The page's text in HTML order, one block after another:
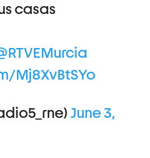
casas
Mj8XvBtSYo
June 3,